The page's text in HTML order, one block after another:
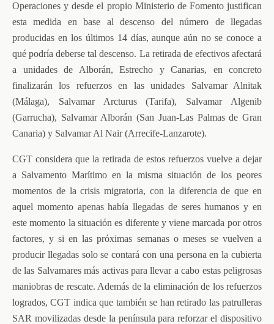
Operaciones y desde el propio Ministerio de Fomento justifican
esta medida en base al descenso del número de llegadas
producidas en los últimos 14 días, aunque aún no se conoce a
qué podría deberse tal descenso. La retirada de efectivos afectará
a unidades de Alborán, Estrecho y Canarias, en concreto
finalizarán los refuerzos en las unidades Salvamar Alnitak
(Málaga), Salvamar Arcturus (Tarifa), Salvamar Algenib
(Garrucha), Salvamar Alborán (San Juan-Las Palmas de Gran
Canaria) y Salvamar Al Nair (Arrecife-Lanzarote).
CGT considera que la retirada de estos refuerzos vuelve a dejar
a Salvamento Marítimo en la misma situación de los peores
momentos de la crisis migratoria, con la diferencia de que en
aquel momento apenas había llegadas de seres humanos y en
este momento la situación es diferente y viene marcada por otros
factores, y si en las próximas semanas o meses se vuelven a
producir llegadas solo se contará con una persona en la cubierta
de las Salvamares más activas para llevar a cabo estas peligrosas
maniobras de rescate. Además de la eliminación de los refuerzos
logrados, CGT indica que también se han retirado las patrulleras
SAR movilizadas desde la península para reforzar el dispositivo